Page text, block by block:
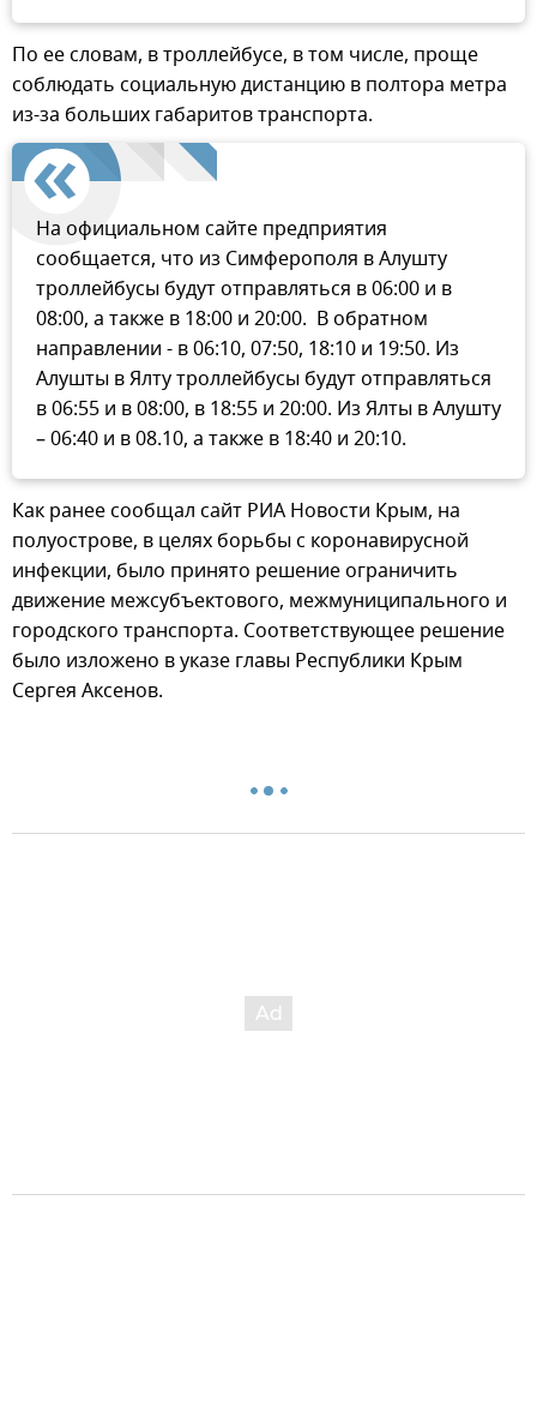
По ее словам, в троллейбусе, в том числе, проще
соблюдать социальную дистанцию в полтора метра
из-за больших габаритов транспорта.
На официальном сайте предприятия
сообщается, что из Симферополя в Алушту
троллейбусы будут отправляться в 06:00 и в
08:00, а также в 18:00 и 20:00. В обратном
направлении - в 06:10, 07:50, 18:10 и 19:50. Из
Алушты в Ялту троллейбусы будут отправляться
в 06:55 и в 08:00, в 18:55 и 20:00. Из Ялты в Алушту
– 06:40 и в 08.10, а также в 18:40 и 20:10.
Как ранее сообщал сайт РИА Новости Крым, на
полуострове, в целях борьбы с коронавирусной
инфекции, было принято решение ограничить
движение межсубъектового, межмуниципального и
городского транспорта. Соответствующее решение
было изложено в указе главы Республики Крым
Сергея Аксенов.